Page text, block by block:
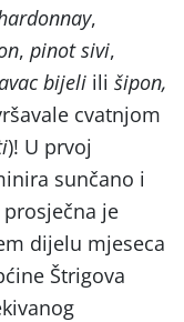
,
, pinot sivi,
bijeli ili šipon,
cvatnjom
)! U prvoj
sunčano i
je
dijelu mjeseca
Štrigova